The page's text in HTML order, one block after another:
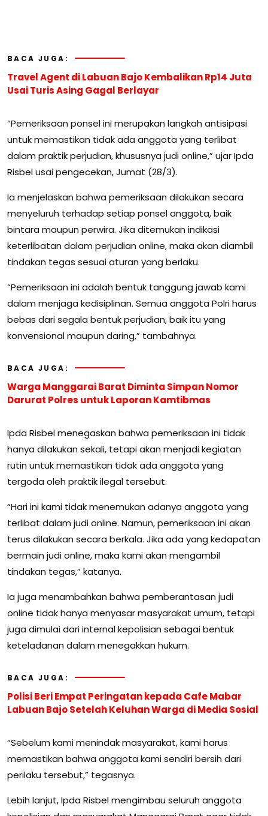
BACA JUGA:
Travel Agent di Labuan Bajo Kembalikan Rp14 Juta
Usai Turis Asing Gagal Berlayar
“Pemeriksaan ponsel ini merupakan langkah antisipasi
untuk memastikan tidak ada anggota yang terlibat
dalam praktik perjudian, khususnya judi online,” ujar Ipda
Risbel usai pengecekan, Jumat (28/3).
Ia menjelaskan bahwa pemeriksaan dilakukan secara
menyeluruh terhadap setiap ponsel anggota, baik
bintara maupun perwira. Jika ditemukan indikasi
keterlibatan dalam perjudian online, maka akan diambil
tindakan tegas sesuai aturan yang berlaku.
“Pemeriksaan ini adalah bentuk tanggung jawab kami
dalam menjaga kedisiplinan. Semua anggota Polri harus
bebas dari segala bentuk perjudian, baik itu yang
konvensional maupun daring,” tambahnya.
BACA JUGA:
Warga Manggarai Barat Diminta Simpan Nomor
Darurat Polres untuk Laporan Kamtibmas
Ipda Risbel menegaskan bahwa pemeriksaan ini tidak
hanya dilakukan sekali, tetapi akan menjadi kegiatan
rutin untuk memastikan tidak ada anggota yang
tergoda oleh praktik ilegal tersebut.
“Hari ini kami tidak menemukan adanya anggota yang
terlibat dalam judi online. Namun, pemeriksaan ini akan
terus dilakukan secara berkala. Jika ada yang kedapatan
bermain judi online, maka kami akan mengambil
tindakan tegas,” katanya.
Ia juga menambahkan bahwa pemberantasan judi
online tidak hanya menyasar masyarakat umum, tetapi
juga dimulai dari internal kepolisian sebagai bentuk
keteladanan dalam menegakkan hukum.
BACA JUGA:
Polisi Beri Empat Peringatan kepada Cafe Mabar
Labuan Bajo Setelah Keluhan Warga di Media Sosial
“Sebelum kami menindak masyarakat, kami harus
memastikan bahwa anggota kami sendiri bersih dari
perilaku tersebut,” tegasnya.
Lebih lanjut, Ipda Risbel mengimbau seluruh anggota